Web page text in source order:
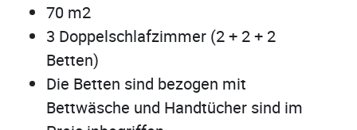
70 m2
3 Doppelschlafzimmer (2 + 2 + 2
Betten)
Die Betten sind bezogen mit
Bettwäsche und Handtücher sind im